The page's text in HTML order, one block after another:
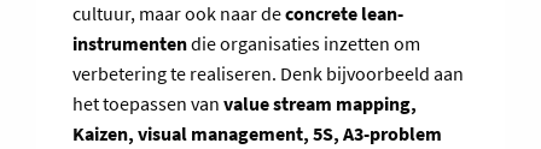
cultuur, maar ook naar deconcrete lean-
instrumentendie organisaties inzetten om
verbetering te realiseren. Denk bijvoorbeeld aan
het toepassen van value stream mapping,
Kaizen, visual management, 5S, A3-problem